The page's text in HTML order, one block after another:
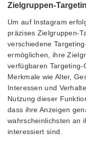
Zielgruppen-
Um auf Instagram
präzises Zielgruppen-
verschiedene
ermöglichen, ihre
verfügbaren
Merkmale wie Alter,
Interessen und
Nutzung dieser
dass ihre Anzeigen
wahrscheinlichsten an
interessiert sind.